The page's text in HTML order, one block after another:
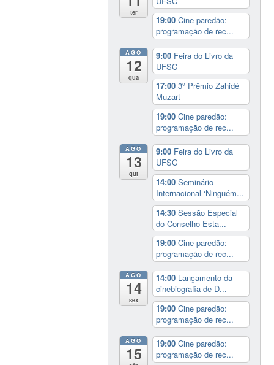
ter
19:00Cine paredão:
programação de rec...
AGO
12
qua
9:00 Feira do Livro da
UFSC
17:003º Prêmio Zahidé
Muzart
19:00Cine paredão:
programação de rec...
AGO
13
qui
9:00 Feira do Livro da
UFSC
14:00Seminário
Internacional ‘Ninguém...
14:30Sessão Especial
do Conselho Esta...
19:00Cine paredão:
programação de rec...
AGO
14
sex
14:00 Lançamento da
cinebiografia de D...
19:00Cine paredão:
programação de rec...
AGO
15
19:00Cine paredão:
programação de rec...